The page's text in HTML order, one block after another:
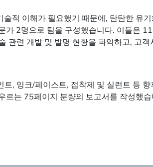
술적 이해가 필요했기 때문에, 탄탄한 유
가 2명으로 팀을 구성했습니다. 이들은
관련 개발 및 발명 현황을 파악하고, 고
트, 잉크/페이스트, 접착제 및 실런트 등
르는 75페이지 분량의 보고서를 작성했